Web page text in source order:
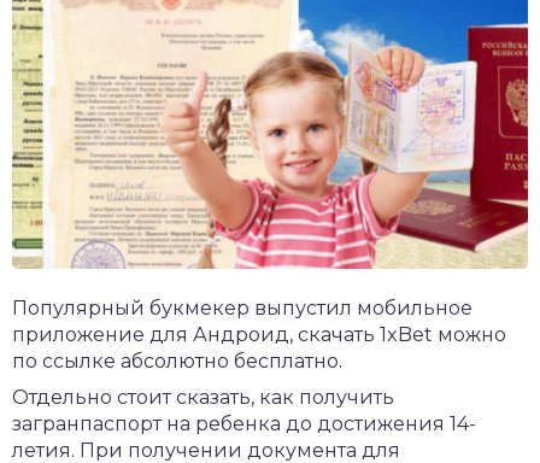
Популярный букмекер выпустил мобильное
приложение для Андроид, скачать 1xBet можно
по ссылке абсолютно бесплатно.
Отдельно стоит сказать, как получить
загранпаспорт на ребенка до достижения 14-
летия. При получении документа для